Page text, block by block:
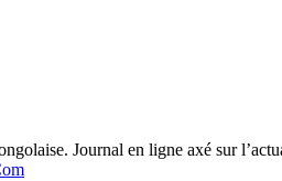
Journal en ligne axé sur